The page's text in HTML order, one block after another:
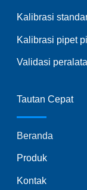
Kalibrasi
Kalibrasi pipet
Validasi
Tautan Cepat
Beranda
Produk
Kontak